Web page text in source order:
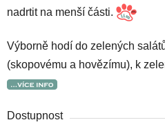
nadrtit na menší části.
Výborně hodí do zelených
(skopovému a hovězímu), k
Dostupnost